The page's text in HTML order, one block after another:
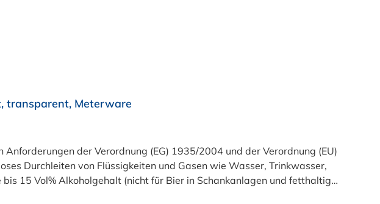
transparent, Meterware
15 Vol% Alkoholgehalt (nicht für Bier in Schankanlagen und fetthaltige